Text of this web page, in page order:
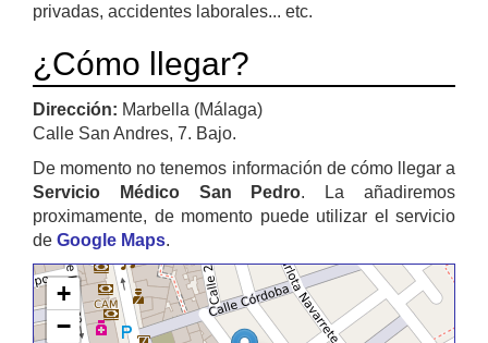
privadas, accidentes laborales... etc.
¿Cómo llegar?
Dirección: Marbella (Málaga)
Calle San Andres, 7. Bajo.
De momento no tenemos información de cómo llegar a
Servicio Médico San Pedro. La añadiremos
proximamente, de momento puede utilizar el servicio
de Google Maps.
+
−